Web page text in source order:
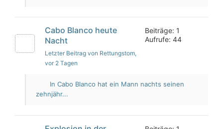
Cabo Blanco heute
Nacht
Letzter Beitrag von Rettungstom,
vor 2 Tagen
Beiträge: 1
Aufrufe: 44
In Cabo Blanco hat ein Mann nachts seinen
zehnjähr...